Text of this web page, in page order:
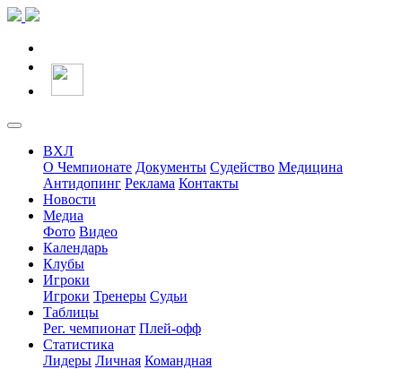
ВХЛ
О Чемпионате Документы Судейство Медицина
Антидопинг Реклама Контакты
Новости
Медиа
Фото Видео
Календарь
Клубы
Игроки
Игроки Тренеры Судьи
Таблицы
Рег. чемпионат Плей-офф
Статистика
Лидеры Личная Командная